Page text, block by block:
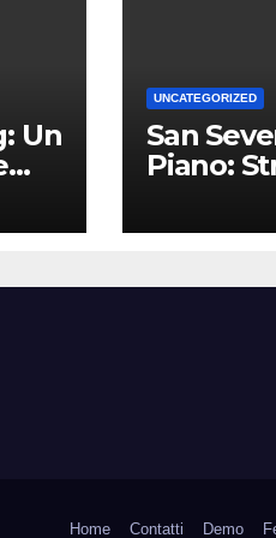
Un
UNCATEGORIZED
San
Piano:
Attività
Home Contatti Demo